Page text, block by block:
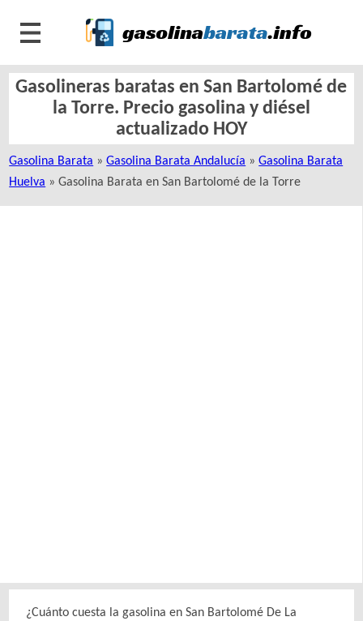
Gasolineras baratas en San Bartolomé de
la Torre. Precio gasolina y diésel
actualizado HOY
Gasolina Barata »Gasolina Barata Andalucía »Gasolina Barata
Huelva » Gasolina Barata en San Bartolomé de la Torre
¿Cuánto cuesta la gasolina en San Bartolomé De La